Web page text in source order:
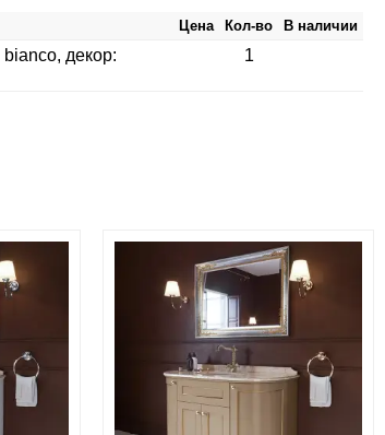
Цена Кол-во В наличии
декор:
1